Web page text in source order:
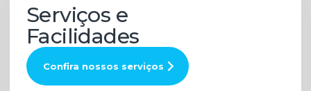
Serviços e
Facilidades
Confira nossos serviços